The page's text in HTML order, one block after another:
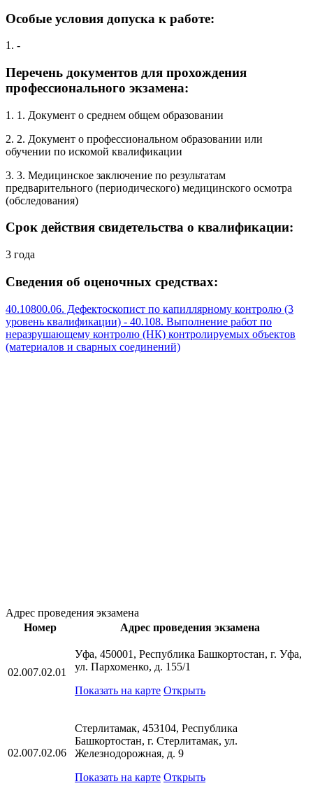
Особые условия допуска к работе:
1. -
Перечень документов для прохождения
профессионального экзамена:
1. 1. Документ о среднем общем образовании
2. 2. Документ о профессиональном образовании или
обучении по искомой квалификации
3. 3. Медицинское заключение по результатам
предварительного (периодического) медицинского осмотра
(обследования)
Срок действия свидетельства о квалификации:
3 года
Сведения об оценочных средствах:
40.10800.06. Дефектоскопист по капиллярному контролю (3
уровень квалификации) - 40.108. Выполнение работ по
неразрушающему контролю (НК) контролируемых объектов
(материалов и сварных соединений)
Адрес проведения экзамена
Номер
Адрес проведения экзамена
02.007.02.01
Уфа, 450001, Республика Башкортостан, г. Уфа,
ул. Пархоменко, д. 155/1
Показать на карте Открыть
02.007.02.06
Стерлитамак, 453104, Республика
Башкортостан, г. Стерлитамак, ул.
Железнодорожная, д. 9
Показать на карте Открыть